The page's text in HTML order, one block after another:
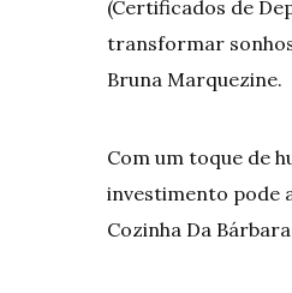
(Certificados de
transformar
Bruna Marquezine.
Com um toque de
investimento pode
Cozinha Da